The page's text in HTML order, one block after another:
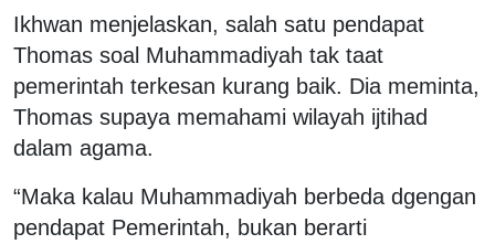
Ikhwan menjelaskan, salah satu pendapat
Thomas soal Muhammadiyah tak taat
pemerintah terkesan kurang baik. Dia meminta,
Thomas supaya memahami wilayah ijtihad
dalam agama.
“Maka kalau Muhammadiyah berbeda dgengan
pendapat Pemerintah, bukan berarti